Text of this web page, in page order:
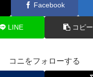
Facebook
LINE コピー
コニをフォローする